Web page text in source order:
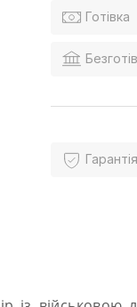
Готівка